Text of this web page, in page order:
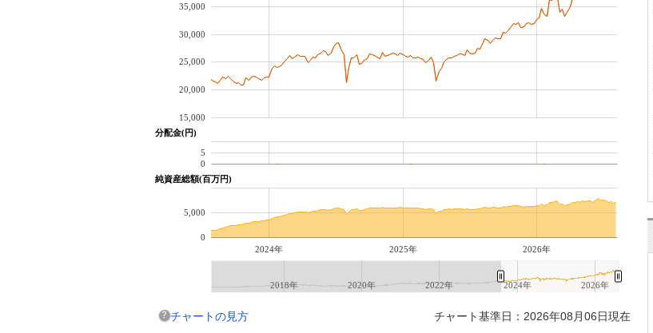
15,000
20,000
25,000
30,000
35,000
分配金(円)
0
5
純資産総額(百万円)
2024年 2025年 2026年
0
5,000
2018年 2020年 2022年 2024年 2026年
チャートの見方 チャート基準日：2026年08月06日現在